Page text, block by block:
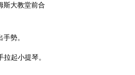
斯大教堂前合
勢。
起小提琴。